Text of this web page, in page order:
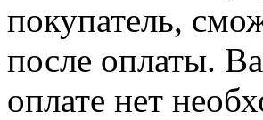
покупатель,
после оплаты.
оплате нет